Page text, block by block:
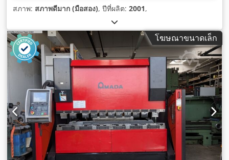
สภาพ: สภาพดีมาก (มือสอง), ปีที่ผลิต: 2001,
โฆษณาขนาดเล็ก